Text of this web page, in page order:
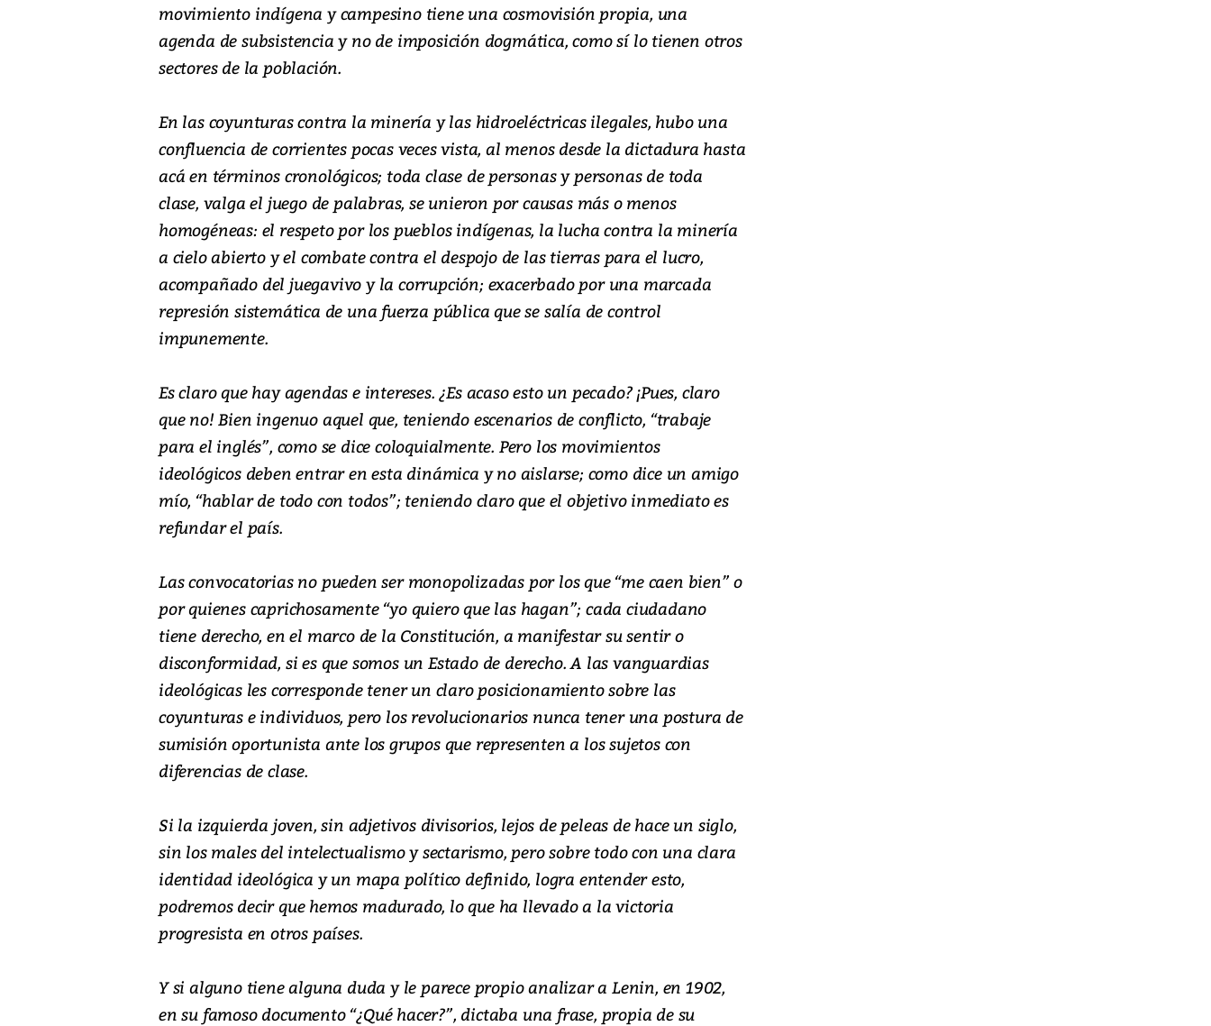
movimiento indígena y campesino tiene una cosmovisión propia, una
agenda de subsistencia y no de imposición dogmática, como sí lo tienen otros
sectores de la población.
En las coyunturas contra la minería y las hidroeléctricas ilegales, hubo una
confluencia de corrientes pocas veces vista, al menos desde la dictadura hasta
acá en términos cronológicos; toda clase de personas y personas de toda
clase, valga el juego de palabras, se unieron por causas más o menos
homogéneas: el respeto por los pueblos indígenas, la lucha contra la minería
a cielo abierto y el combate contra el despojo de las tierras para el lucro,
acompañado del juegavivo y la corrupción; exacerbado por una marcada
represión sistemática de una fuerza pública que se salía de control
impunemente.
Es claro que hay agendas e intereses. ¿Es acaso esto un pecado? ¡Pues, claro
que no! Bien ingenuo aquel que, teniendo escenarios de conflicto, “trabaje
para el inglés”, como se dice coloquialmente. Pero los movimientos
ideológicos deben entrar en esta dinámica y no aislarse; como dice un amigo
mío, “hablar de todo con todos”; teniendo claro que el objetivo inmediato es
refundar el país.
Las convocatorias no pueden ser monopolizadas por los que “me caen bien” o
por quienes caprichosamente “yo quiero que las hagan”; cada ciudadano
tiene derecho, en el marco de la Constitución, a manifestar su sentir o
disconformidad, si es que somos un Estado de derecho. A las vanguardias
ideológicas les corresponde tener un claro posicionamiento sobre las
coyunturas e individuos, pero los revolucionarios nunca tener una postura de
sumisión oportunista ante los grupos que representen a los sujetos con
diferencias de clase.
Si la izquierda joven, sin adjetivos divisorios, lejos de peleas de hace un siglo,
sin los males del intelectualismo y sectarismo, pero sobre todo con una clara
identidad ideológica y un mapa político definido, logra entender esto,
podremos decir que hemos madurado, lo que ha llevado a la victoria
progresista en otros países.
Y si alguno tiene alguna duda y le parece propio analizar a Lenin, en 1902,
en su famoso documento “¿Qué hacer?”, dictaba una frase, propia de su